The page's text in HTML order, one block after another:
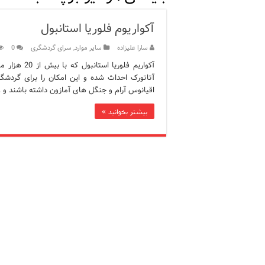
ویژگی‌های منفی شخصیت در
ویژگی‌های مثبت شخصیت در
موزه افسانه‌های کارتال
آکواریوم فلوریا استانبول
سارا علیزاده سایر موارد, سرای گردشگری 0
آکواریم
آتاتورک احداث شده و این امکان را برای
اقیانوس آرام و جنگل های آمازون داشته باشند
بیشتر بخوانید »